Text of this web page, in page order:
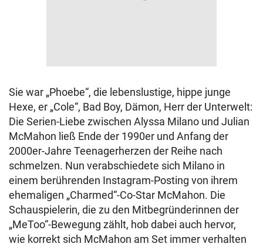
Sie war „Phoebe“, die lebenslustige, hippe junge
Hexe, er „Cole“, Bad Boy, Dämon, Herr der Unterwelt:
Die Serien-Liebe zwischen Alyssa Milano und Julian
McMahon ließ Ende der 1990er und Anfang der
2000er-Jahre Teenagerherzen der Reihe nach
schmelzen. Nun verabschiedete sich Milano in
einem berührenden Instagram-Posting von ihrem
ehemaligen „Charmed“-Co-Star McMahon. Die
Schauspielerin, die zu den Mitbegründerinnen der
„MeToo“-Bewegung zählt, hob dabei auch hervor,
wie korrekt sich McMahon am Set immer verhalten